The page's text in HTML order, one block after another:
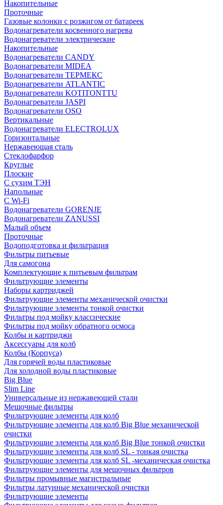
Накопительные
Проточные
Газовые колонки с розжигом от батареек
Водонагреватели косвенного нагрева
Водонагреватели электрические
Накопительные
Водонагреватели CANDY
Водонагреватели MIDEA
Водонагреватели ТЕРМЕКС
Водонагреватели ATLANTIC
Водонагреватели KOTITONTTU
Водонагреватели JASPI
Водонагреватели OSO
Вертикальные
Водонагреватели ELECTROLUX
Горизонтальные
Нержавеющая сталь
Стеклофарфор
Круглые
Плоские
С сухим ТЭН
Напольные
С Wi-Fi
Водонагреватели GORENJE
Водонагреватели ZANUSSI
Малый объем
Проточные
Водоподготовка и фильтрация
Фильтры питьевые
Для самогона
Комплектующие к питьевым фильтрам
Фильтрующие элементы
Наборы картриджей
Фильтрующие элементы механической очистки
Фильтрующие элементы тонкой очистки
Фильтры под мойку классические
Фильтры под мойку обратного осмоса
Колбы и картриджи
Аксессуары для колб
Колбы (Корпуса)
Для горячей воды пластиковые
Для холодной воды пластиковые
Big Blue
Slim Line
Универсальные из нержавеющей стали
Мешочные фильтры
Фильтрующие элементы для колб
Фильтрующие элементы для колб Big Blue механической
очистки
Фильтрующие элементы для колб Big Blue тонкой очистки
Фильтрующие элементы для колб SL - тонкая очистка
Фильтрующие элементы для колб SL -механическая очистка
Фильтрующие элементы для мешочных фильтров
Фильтры промывные магистральные
Фильтры латунные механической очистки
Фильтрующие элементы